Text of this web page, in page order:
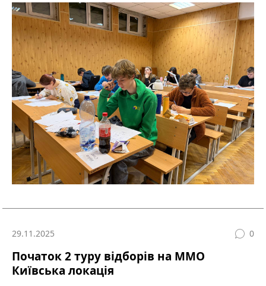
29.11.2025 0
Початок 2 туру відборів на ММО
Київська локація